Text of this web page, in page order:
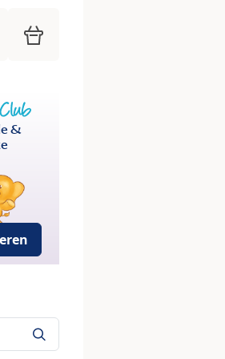
HiPP Mein Babyclub
Warenkorb
&